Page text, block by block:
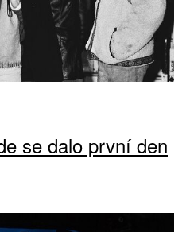
se dalo první den